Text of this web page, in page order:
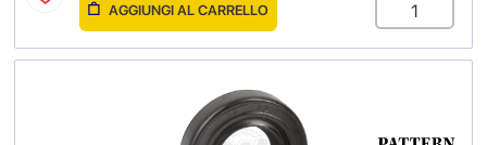
AGGIUNGI AL CARRELLO